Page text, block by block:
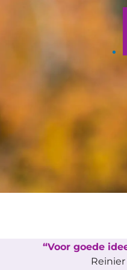
Voor goede